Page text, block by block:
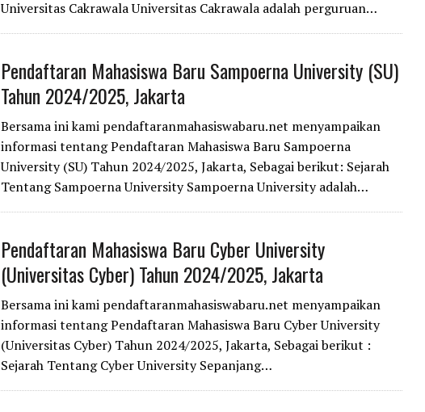
Universitas Cakrawala Universitas Cakrawala adalah perguruan…
Pendaftaran Mahasiswa Baru Sampoerna University (SU)
Tahun 2024/2025, Jakarta
Bersama ini kami pendaftaranmahasiswabaru.net menyampaikan
informasi tentang Pendaftaran Mahasiswa Baru Sampoerna
University (SU) Tahun 2024/2025, Jakarta, Sebagai berikut: Sejarah
Tentang Sampoerna University Sampoerna University adalah…
Pendaftaran Mahasiswa Baru Cyber University
(Universitas Cyber) Tahun 2024/2025, Jakarta
Bersama ini kami pendaftaranmahasiswabaru.net menyampaikan
informasi tentang Pendaftaran Mahasiswa Baru Cyber University
(Universitas Cyber) Tahun 2024/2025, Jakarta, Sebagai berikut :
Sejarah Tentang Cyber University Sepanjang…